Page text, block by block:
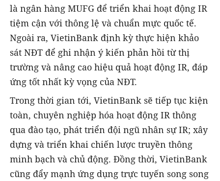
là ngân hàng MUFG để triển khai hoạt động IR
tiệm cận với thông lệ và chuẩn mực quốc tế.
Ngoài ra, VietinBank định kỳ thực hiện khảo
sát NĐT để ghi nhận ý kiến phản hồi từ thị
trường và nâng cao hiệu quả hoạt động IR, đáp
ứng tốt nhất kỳ vọng của NĐT.
Trong thời gian tới, VietinBank sẽ tiếp tục kiện
toàn, chuyên nghiệp hóa hoạt động IR thông
qua đào tạo, phát triển đội ngũ nhân sự IR; xây
dựng và triển khai chiến lược truyền thông
minh bạch và chủ động. Đồng thời, VietinBank
cũng đẩy mạnh ứng dụng trực tuyến song song